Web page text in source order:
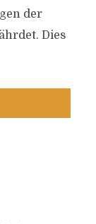
der
Dies